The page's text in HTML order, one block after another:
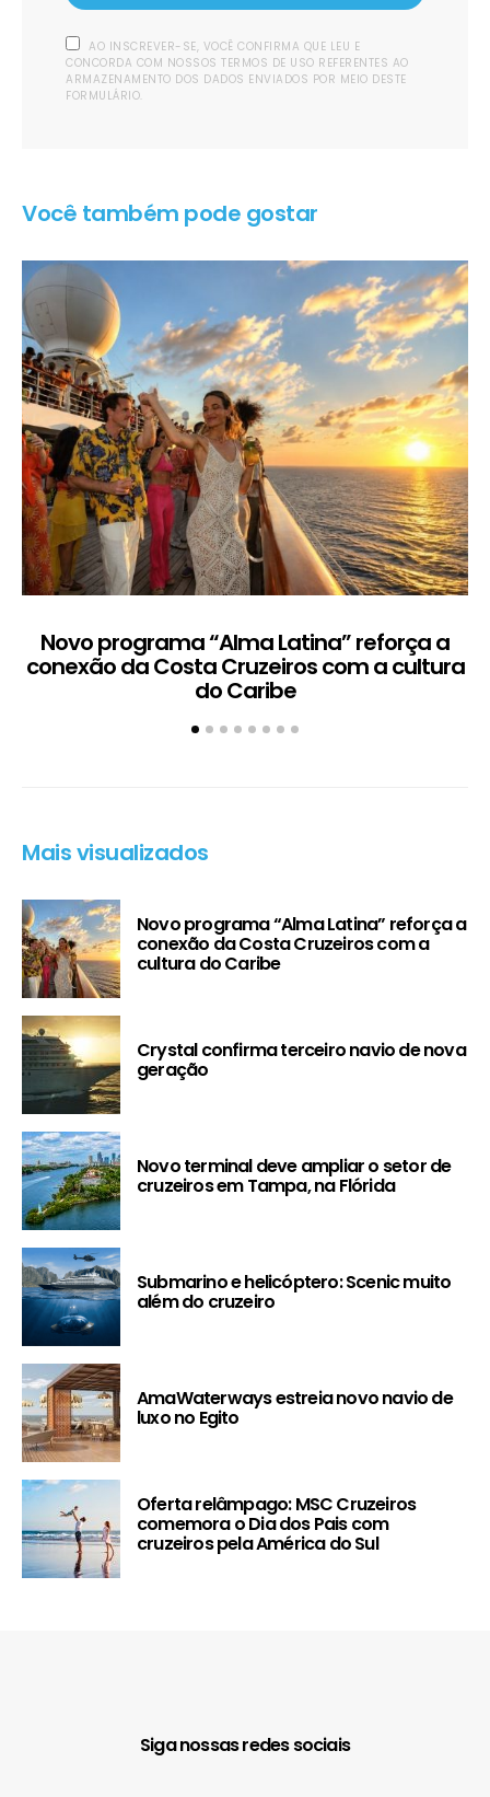
AO INSCREVER-SE, VOCÊ CONFIRMA QUE LEU E
CONCORDA COM NOSSOS TERMOS DE USO REFERENTES AO
ARMAZENAMENTO DOS DADOS ENVIADOS POR MEIO DESTE
FORMULÁRIO.
Você também pode gostar
Novo programa “Alma Latina” reforça a
conexão da Costa Cruzeiros com a cultura
do Caribe
Mais visualizados
Novo programa “Alma Latina” reforça a
conexão da Costa Cruzeiros com a
cultura do Caribe
Crystal confirma terceiro navio de nova
geração
Novo terminal deve ampliar o setor de
cruzeiros em Tampa, na Flórida
Submarino e helicóptero: Scenic muito
além do cruzeiro
AmaWaterways estreia novo navio de
luxo no Egito
Oferta relâmpago: MSC Cruzeiros
comemora o Dia dos Pais com
cruzeiros pela América do Sul
Siga nossas redes sociais